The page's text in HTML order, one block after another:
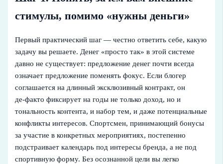
стимулы, помимо «нужны деньги»
Первый практический шаг — честно ответить себе, какую
задачу вы решаете. Денег «просто так» в этой системе
давно не существует: предложение денег почти всегда
означает предложение поменять фокус. Если блогер
соглашается на длинный эксклюзивный контракт, он
де‑факто фиксирует на годы не только доход, но и
тональность контента, и набор тем, и даже потенциальные
конфликты интересов. Спортсмен, принимающий бонусы
за участие в конкретных мероприятиях, постепенно
подстраивает календарь под интересы бренда, а не под
спортивную форму. Без осознанной цели вы легко